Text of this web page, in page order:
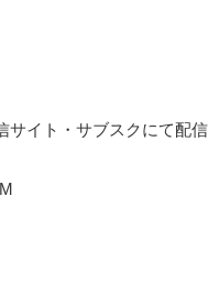
イト・サブスクにて配信